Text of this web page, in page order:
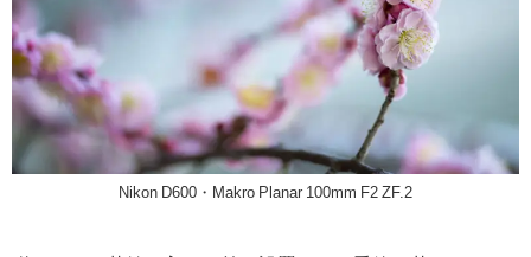
Nikon D600・Makro Planar 100mm F2 ZF.2